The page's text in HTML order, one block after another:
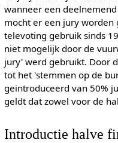
wanneer een
mocht er een jury
televoting gebruik sinds
niet mogelijk door de
jury' werd gebruikt. Door
tot het 'stemmen op de
geintroduceerd van 50%
geldt dat zowel voor de
Introductie halve